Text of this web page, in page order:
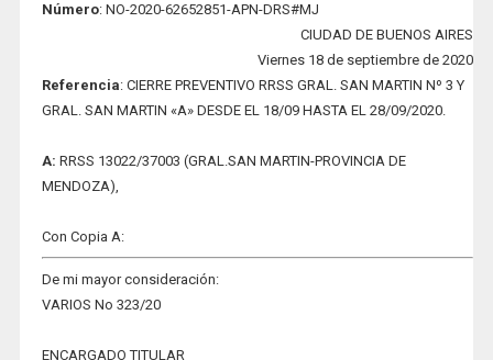
Número: NO-2020-62652851-APN-DRS#MJ
CIUDAD DE BUENOS AIRES
Viernes 18 de septiembre de 2020
Referencia: CIERRE PREVENTIVO RRSS GRAL. SAN MARTIN Nº 3 Y
GRAL. SAN MARTIN «A» DESDE EL 18/09 HASTA EL 28/09/2020.
A: RRSS 13022/37003 (GRAL.SAN MARTIN-PROVINCIA DE
MENDOZA),
Con Copia A:
De mi mayor consideración:
VARIOS No 323/20
ENCARGADO TITULAR